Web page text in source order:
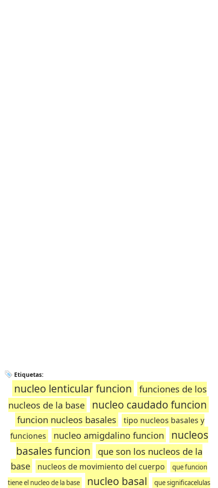
Etiquetas:
nucleo lenticular funcion
funciones de los
nucleos de la base
nucleo caudado funcion
funcion nucleos basales
tipo nucleos basales y
funciones
nucleo amigdalino funcion
nucleos
basales funcion
que son los nucleos de la
base
nucleos de movimiento del cuerpo
que funcion
tiene el nucleo de la base
nucleo basal
que significacelulas